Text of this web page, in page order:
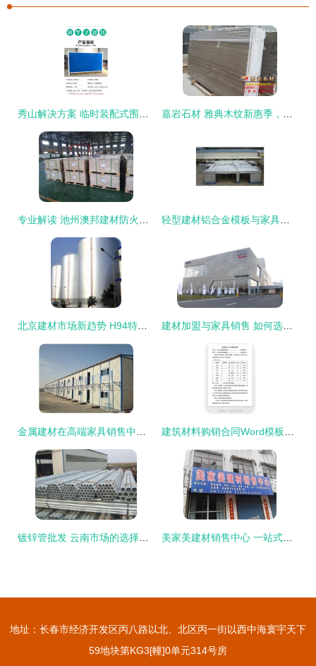
地址：长春市经济开发区丙八路以北、北区丙一街以西中海寰宇天下
59地块第KG3[幢]0单元314号房